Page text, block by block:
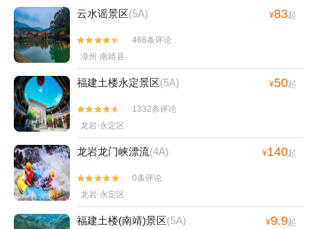
云水谣景区(5A) ¥83起


468条评论
漳州·南靖县
福建土楼永定景区(5A) ¥50起


1332条评论
龙岩·永定区
龙岩龙门峡漂流(4A) ¥140起


0条评论
龙岩·永定区
福建土楼(南靖)景区(5A) ¥9.9起